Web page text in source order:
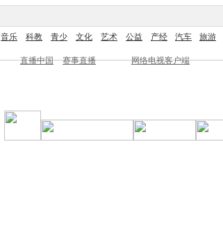
音乐 科教 青少 文化 艺术 公益 产经 汽车 旅游
直播中国 赛事直播 网络电视客户端